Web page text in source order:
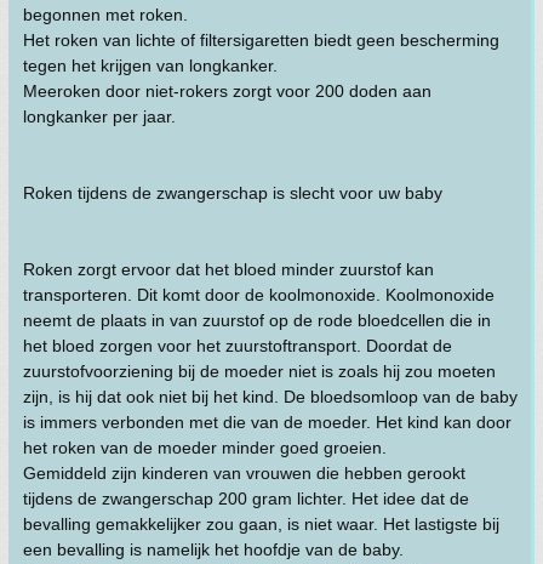
begonnen met roken.
Het roken van lichte of filtersigaretten biedt geen bescherming
tegen het krijgen van longkanker.
Meeroken door niet-rokers zorgt voor 200 doden aan
longkanker per jaar.
Roken tijdens de zwangerschap is slecht voor uw baby
Roken zorgt ervoor dat het bloed minder zuurstof kan
transporteren. Dit komt door de koolmonoxide. Koolmonoxide
neemt de plaats in van zuurstof op de rode bloedcellen die in
het bloed zorgen voor het zuurstoftransport. Doordat de
zuurstofvoorziening bij de moeder niet is zoals hij zou moeten
zijn, is hij dat ook niet bij het kind. De bloedsomloop van de baby
is immers verbonden met die van de moeder. Het kind kan door
het roken van de moeder minder goed groeien.
Gemiddeld zijn kinderen van vrouwen die hebben gerookt
tijdens de zwangerschap 200 gram lichter. Het idee dat de
bevalling gemakkelijker zou gaan, is niet waar. Het lastigste bij
een bevalling is namelijk het hoofdje van de baby.